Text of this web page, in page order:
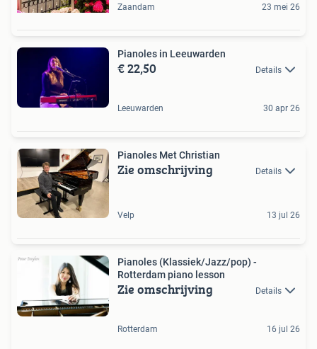
Zaandam 23 mei 26
Pianoles in Leeuwarden
€ 22,50 Details
Leeuwarden 30 apr 26
Pianoles Met Christian
Zie omschrijving Details
Velp 13 jul 26
Pianoles (Klassiek/Jazz/pop) -
Rotterdam piano lesson
Zie omschrijving Details
Rotterdam 16 jul 26